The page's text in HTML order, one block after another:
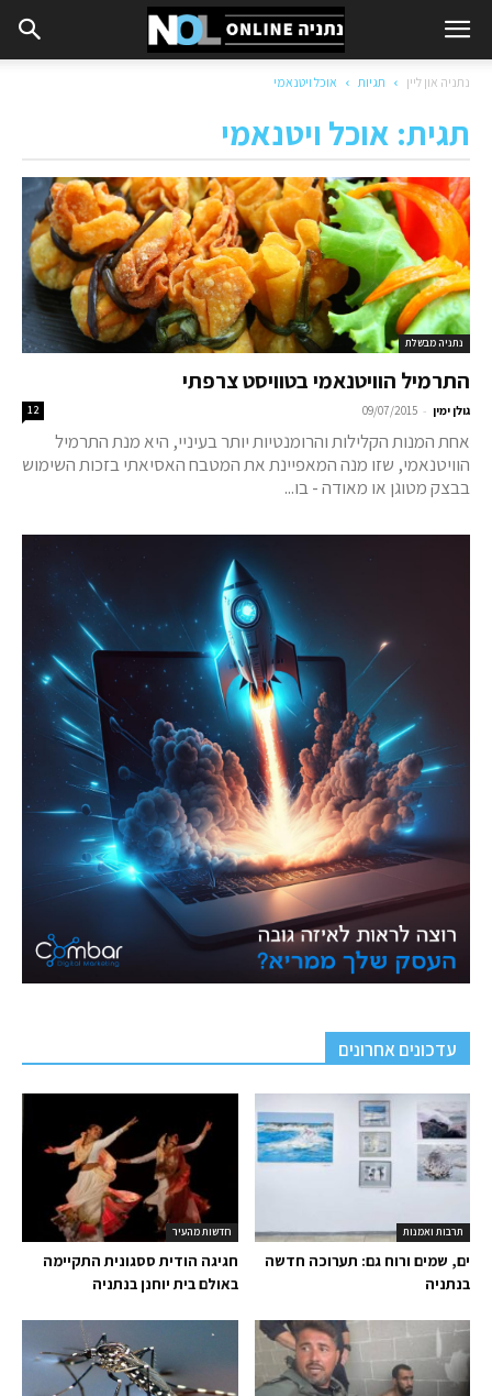
נתניה און ליין תגיות אוכל ויטנאמי
תגית: אוכל ויטנאמי
נתניה מבשלת
התרמיל הוויטנאמי בטוויסט צרפתי
גולן ימין -
09/07/2015
12
אחת המנות הקלילות והרומנטיות יותר בעיניי, היא מנת התרמיל
הוויטנאמי, שזו מנה המאפיינת את המטבח האסיאתי בזכות השימוש
בבצק מטוגן או מאודה - בו...
עדכונים אחרונים
חדשות מהעיר
חגיגה הודית ססגונית התקיימה
באולם בית יוחנן בנתניה
תרבות ואמנות
ים, שמים ורוח גם: תערוכה חדשה
בנתניה